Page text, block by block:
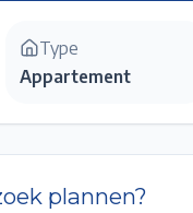
Type
Appartement
plannen?